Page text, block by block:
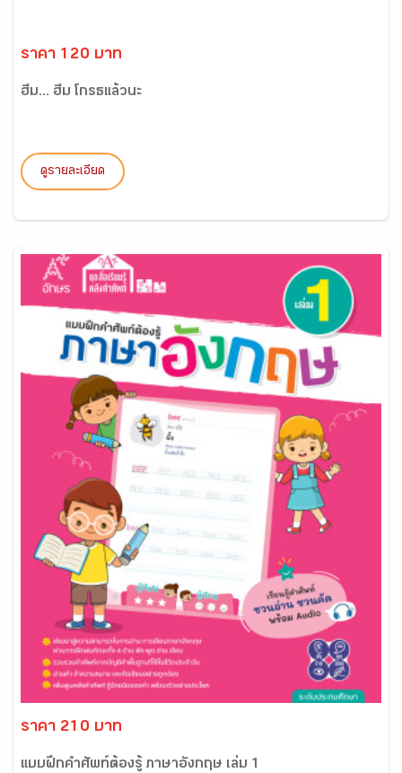
ราคา 120 บาท
ฮึ่ม... ฮึ่ม โกรธแล้วนะ
ดูรายละเอียด
ราคา 210 บาท
แบบฝึกคำศัพท์ต้องรู้ ภาษาอังกฤษ เล่ม 1